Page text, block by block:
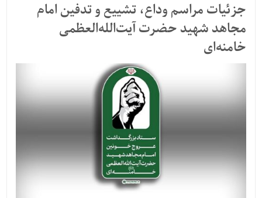
جزئیات مراسم وداع، تشییع و تدفین امام
مجاهد شهید حضرت آیت‌الله‌العظمی
خامنه‌ای‌